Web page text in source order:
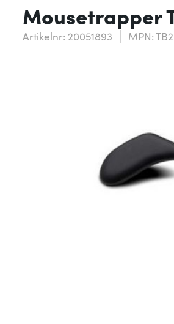
Mousetrapper
Artikelnr: 20051893 MPN: